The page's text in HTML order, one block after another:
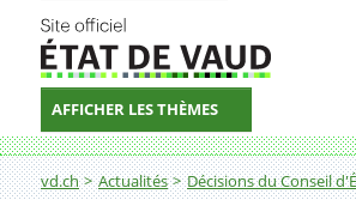
AFFICHER LES THÈMES
Fil d'Ariane
vd.ch Actualités Décisions du Conseil
Décision